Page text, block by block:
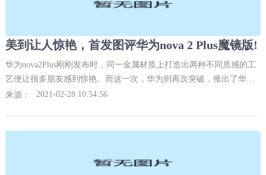
美到让人惊艳，首发图评华为nova 2 Plus魔镜版!
华为nova2Plus刚刚发布时，同一金属材质上打造出两种不同质感的工
艺便让很多朋友感到惊艳。而这一次，华为则再次突破，推出了华为
nova2。
来源： 2021-02-28 10:54:56